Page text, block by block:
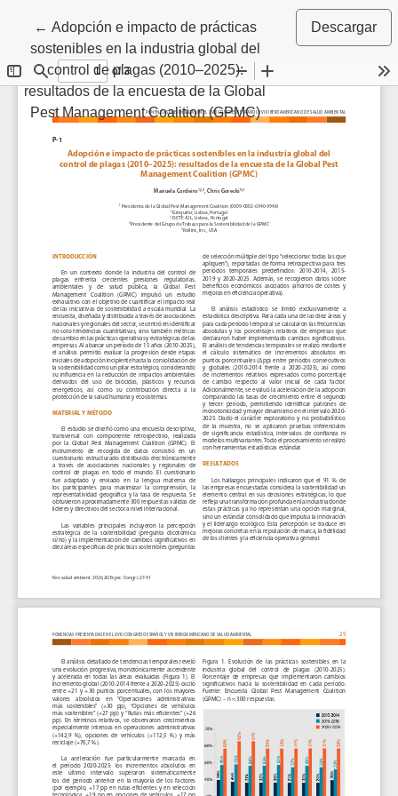
← Volver a los detalles del artículo
Adopción e impacto de prácticas
sostenibles en la industria global del
control de plagas (2010–2025):
resultados de la encuesta de la Global
Pest Management Coalition (GPMC)
Descargar